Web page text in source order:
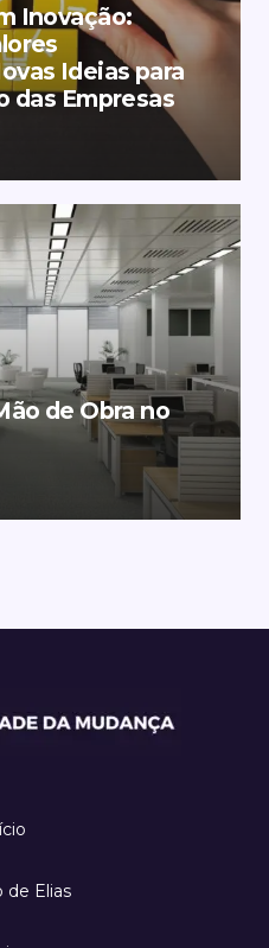
Inovação:
Ideias para
das Empresas
de Obra no
de Elias